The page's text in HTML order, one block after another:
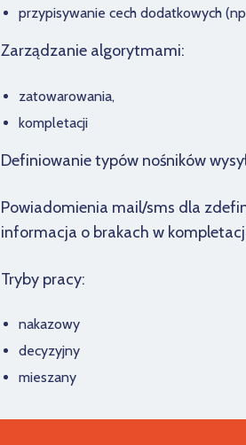
przypisywanie cech dodatkowych
Zarządzanie algorytmami:
zatowarowania,
kompletacji
Definiowanie typów nośników
Powiadomienia mail/sms dla
informacja o brakach w
Tryby pracy:
nakazowy
decyzyjny
mieszany